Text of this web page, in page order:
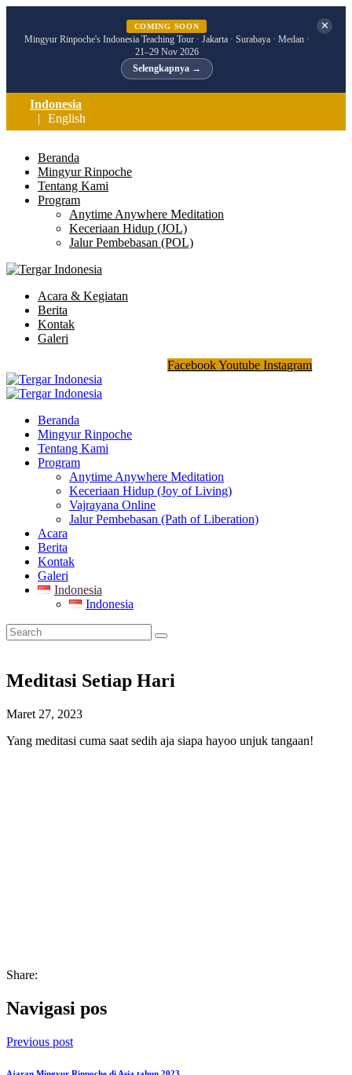
COMING SOON
Mingyur Rinpoche's Indonesia Teaching Tour · Jakarta · Surabaya · Medan ·
21–29 Nov 2026
Selengkapnya →
✕
Indonesia
English
Beranda
Mingyur Rinpoche
Tentang Kami
Program
Anytime Anywhere Meditation
Keceriaan Hidup (JOL)
Jalur Pembebasan (POL)
Acara & Kegiatan
Berita
Kontak
Galeri
Facebook Youtube Instagram
Beranda
Mingyur Rinpoche
Tentang Kami
Program
Anytime Anywhere Meditation
Keceriaan Hidup (Joy of Living)
Vajrayana Online
Jalur Pembebasan (Path of Liberation)
Acara
Berita
Kontak
Galeri
Indonesia
Indonesia
Meditasi Setiap Hari
Maret 27, 2023
Yang meditasi cuma saat sedih aja siapa hayoo unjuk tangaan!
Share:
Navigasi pos
Previous post
Ajaran Mingyur Rinpoche di Asia tahun 2023